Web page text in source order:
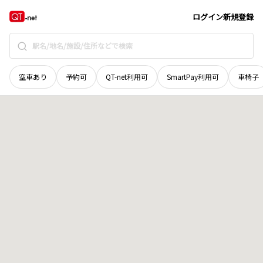
ログイン新規登録
空車あり 予約可 QT-net利用可 SmartPay利用可 車椅子
徳島県